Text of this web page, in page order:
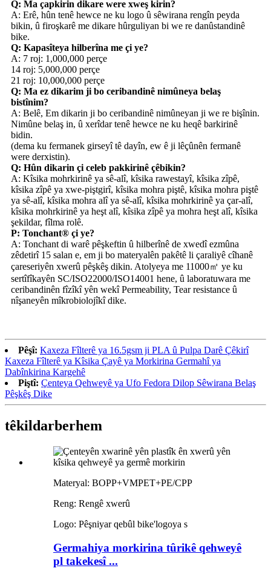
Q: Ma çapkirin dikare were xweş kirin?
A: Erê, hûn tenê hewce ne ku logo û sêwirana rengîn peyda
bikin, û firoşkarê me dikare hûrguliyan bi we re danûstandinê
bike.
Q: Kapasîteya hilberîna me çi ye?
A: 7 roj: 1,000,000 perçe
14 roj: 5,000,000 perçe
21 roj: 10,000,000 perçe
Q: Ma ez dikarim ji bo ceribandinê nimûneya belaş
bistînim?
A: Belê, Em dikarin ji bo ceribandinê nimûneyan ji we re bişînin.
Nimûne belaş in, û xerîdar tenê hewce ne ku heqê barkirinê
bidin.
(dema ku fermanek girseyî tê dayîn, ew ê ji lêçûnên fermanê
were derxistin).
Q: Hûn dikarin çi celeb pakkirinê çêbikin?
A: Kîsika mohrkirinê ya sê-alî, kîsika rawestayî, kîsika zîpê,
kîsika zîpê ya xwe-piştgirî, kîsika mohra piştê, kîsika mohra piştê
ya sê-alî, kîsika mohra alî ya sê-alî, kîsika mohrkirinê ya çar-alî,
kîsika mohrkirinê ya heşt alî, kîsika zîpê ya mohra heşt alî, kîsika
şekildar, fîlma rolê.
P: Tonchant® çi ye?
A: Tonchant di warê pêşkeftin û hilberînê de xwedî ezmûna
zêdetirî 15 salan e, em ji bo materyalên pakêtê li çaraliyê cîhanê
çareseriyên xwerû pêşkêş dikin. Atolyeya me 11000㎡ ye ku
sertîfîkayên SC/ISO22000/ISO14001 hene, û laboratuwara me
ceribandinên fîzîkî yên wekî Permeability, Tear resistance û
nîşaneyên mîkrobiolojîkî dike.
Pêşî: Kaxeza Fîlterê ya 16.5gsm ji PLA û Pulpa Darê Çêkirî
Kaxeza Fîlterê ya Kîsika Çayê ya Morkirina Germahî ya
Dabînkirina Kargehê
Piştî: Çenteya Qehweyê ya Ufo Fedora Dilop Sêwirana Belaş
Pêşkêş Dike
têkildarberhem
Materyal: BOPP+VMPET+PE/CPP
Reng: Rengê xwerû
Logo: Pêşniyar qebûl bike'logoya s
Germahiya morkirina tûrikê qehweyê
pl takekesî ...